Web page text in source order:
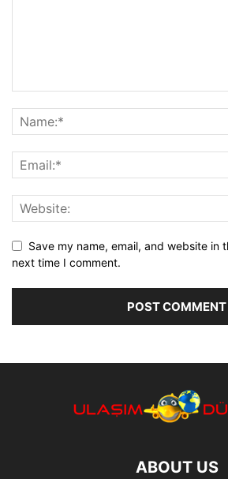
Save my name, email, and website in
next time I comment.
ABOUT US